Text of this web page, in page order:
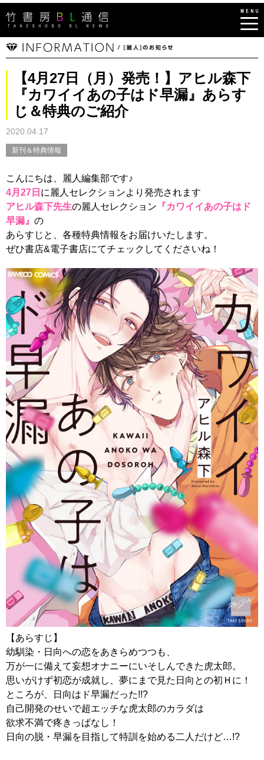
【4月27日（月）発売！】アヒル森下
『カワイイあの子はド早漏』あらす
じ＆特典のご紹介
2020.04.17
新刊＆特典情報
こんにちは、麗人編集部です♪
4月27日 に麗人セレクションより発売されます
アヒル森下先生の麗人セレクション 『カワイイあの子はド
早漏』 の
あらすじと、各種特典情報をお届けいたします。
ぜひ書店&電子書店にてチェックしてくださいね！
【あらすじ】
幼馴染・日向への恋をあきらめつつも、
万が一に備えて妄想オナニーにいそしんできた虎太郎。
思いがけず初恋が成就し、夢にまで見た日向との初Ｈに！
ところが、日向はド早漏だった!!?
自己開発のせいで超エッチな虎太郎のカラダは
欲求不満で疼きっぱなし！
日向の脱・早漏を目指して特訓を始める二人だけど…!?